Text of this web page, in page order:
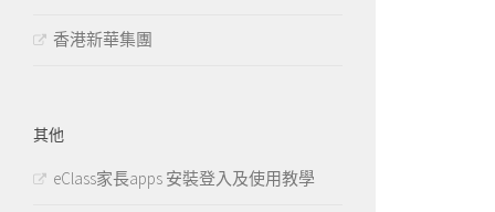
香港新華集團
其他
eClass家長apps 安裝登入及使用教學